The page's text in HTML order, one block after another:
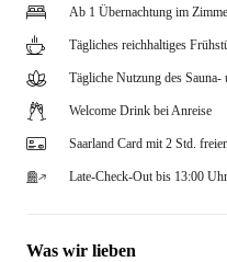
Ab 1 Übernachtung im
Tägliches reichhaltiges
Tägliche Nutzung des Sauna-
Welcome Drink bei Anreise
Saarland Card mit 2 Std.
Late-Check-Out bis 13:00 Uhr
Was wir lieben